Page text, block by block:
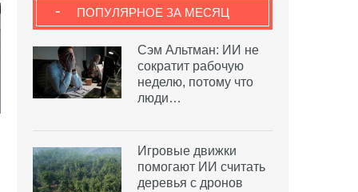
ПОПУЛЯРНОЕ ЗА МЕСЯЦ
-
Сэм Альтман: ИИ не
сократит рабочую
неделю, потому что
люди…
Игровые движки
помогают ИИ считать
деревья с дронов